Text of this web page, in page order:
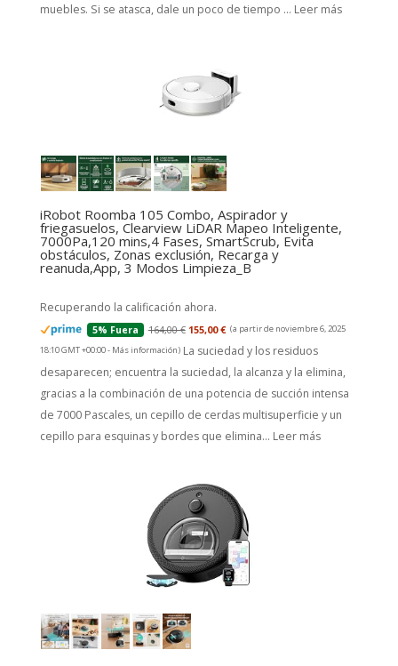
muebles. Si se atasca, dale un poco de tiempo ... Leer más
iRobot Roomba 105 Combo, Aspirador y
friegasuelos, Clearview LiDAR Mapeo Inteligente,
7000Pa,120 mins,4 Fases, SmartScrub, Evita
obstáculos, Zonas exclusión, Recarga y
reanuda,App, 3 Modos Limpieza_B
Recuperando la calificación ahora.
5% Fuera 164,00 € 155,00 € (a partir de noviembre 6, 2025
18:10 GMT +00:00 - Más información) La suciedad y los residuos
desaparecen; encuentra la suciedad, la alcanza y la elimina,
gracias a la combinación de una potencia de succión intensa
de 7000 Pascales, un cepillo de cerdas multisuperficie y un
cepillo para esquinas y bordes que elimina... Leer más